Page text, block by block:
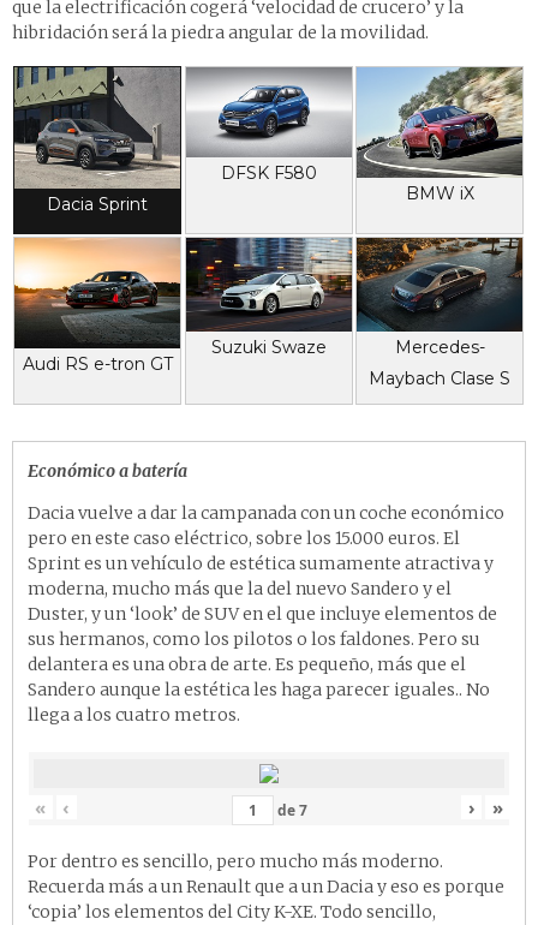
que la electrificación cogerá ‘velocidad de crucero’ y la
hibridación será la piedra angular de la movilidad.
Dacia Sprint
DFSK F580
BMW iX
Audi RS e-tron GT
Suzuki Swaze
Mercedes-
Maybach Clase S
Económico a batería
Dacia vuelve a dar la campanada con un coche económico
pero en este caso eléctrico, sobre los 15.000 euros. El
Sprint es un vehículo de estética sumamente atractiva y
moderna, mucho más que la del nuevo Sandero y el
Duster, y un ‘look’ de SUV en el que incluye elementos de
sus hermanos, como los pilotos o los faldones. Pero su
delantera es una obra de arte. Es pequeño, más que el
Sandero aunque la estética les haga parecer iguales.. No
llega a los cuatro metros.
« ‹ de7 › »
Por dentro es sencillo, pero mucho más moderno.
Recuerda más a un Renault que a un Dacia y eso es porque
‘copia’ los elementos del City K-XE. Todo sencillo,